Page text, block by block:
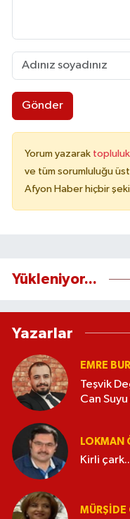
Gönder
Yorum yazarak topluluk
ve tüm sorumluluğu
Afyon Haber hiçbir
Yükleniyor...
Yazarlar
EMRE
Teşvik
Can Suyu
LOKMAN
Kirli
MÜRŞIDE